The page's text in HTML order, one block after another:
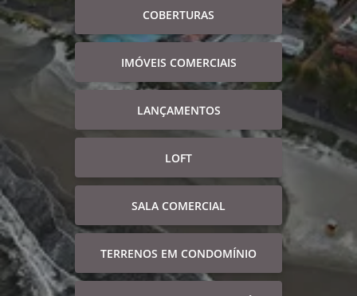
COBERTURAS
IMÓVEIS COMERCIAIS
LANÇAMENTOS
LOFT
SALA COMERCIAL
TERRENOS EM CONDOMÍNIO